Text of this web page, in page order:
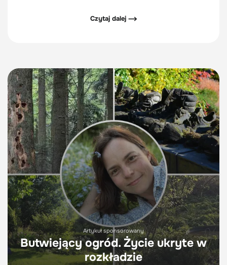
Czytaj dalej ⟶
Artykuł sponsorowany
Butwiejący ogród. Życie ukryte w
rozkładzie